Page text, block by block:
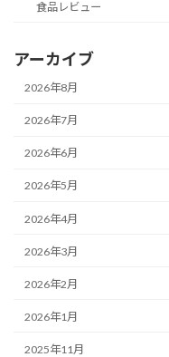
食品レビュー
アーカイブ
2026年8月
2026年7月
2026年6月
2026年5月
2026年4月
2026年3月
2026年2月
2026年1月
2025年11月